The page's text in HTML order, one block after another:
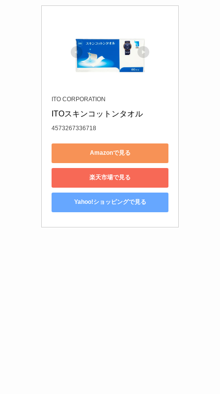
ITO CORPORATION
ITOスキンコットンタオル
4573267336718
Amazonで見る
楽天市場で見る
Yahoo!ショッピングで見る